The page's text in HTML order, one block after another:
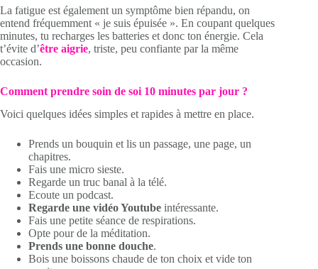
La fatigue est également un symptôme bien répandu, on
entend fréquemment « je suis épuisée ». En coupant quelques
minutes, tu recharges les batteries et donc ton énergie. Cela
t’évite d’être aigrie, triste, peu confiante par la même
occasion.
Comment prendre soin de soi 10 minutes par jour ?
Voici quelques idées simples et rapides à mettre en place.
Prends un bouquin et lis un passage, une page, un
chapitres.
Fais une micro sieste.
Regarde un truc banal à la télé.
Ecoute un podcast.
Regarde une vidéo Youtube intéressante.
Fais une petite séance de respirations.
Opte pour de la méditation.
Prends une bonne douche.
Bois une boissons chaude de ton choix et vide ton